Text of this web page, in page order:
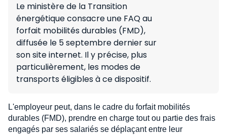
Le ministère de la Transition
énergétique consacre une FAQ au
forfait mobilités durables (FMD),
diffusée le 5 septembre dernier sur
son site internet. Il y précise, plus
particulièrement, les modes de
transports éligibles à ce dispositif.
L'employeur peut, dans le cadre du forfait mobilités
durables (FMD), prendre en charge tout ou partie des frais
engagés par ses salariés se déplaçant entre leur